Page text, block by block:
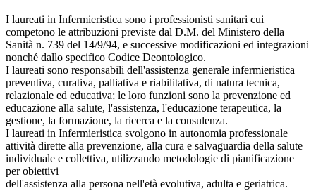
I laureati in Infermieristica sono i professionisti sanitari cui
competono le attribuzioni previste dal D.M. del Ministero della
Sanità n. 739 del 14/9/94, e successive modificazioni ed integrazioni
nonché dallo specifico Codice Deontologico.
I laureati sono responsabili dell'assistenza generale infermieristica
preventiva, curativa, palliativa e riabilitativa, di natura tecnica,
relazionale ed educativa; le loro funzioni sono la prevenzione ed
educazione alla salute, l'assistenza, l'educazione terapeutica, la
gestione, la formazione, la ricerca e la consulenza.
I laureati in Infermieristica svolgono in autonomia professionale
attività dirette alla prevenzione, alla cura e salvaguardia della salute
individuale e collettiva, utilizzando metodologie di pianificazione
per obiettivi
dell'assistenza alla persona nell'età evolutiva, adulta e geriatrica.